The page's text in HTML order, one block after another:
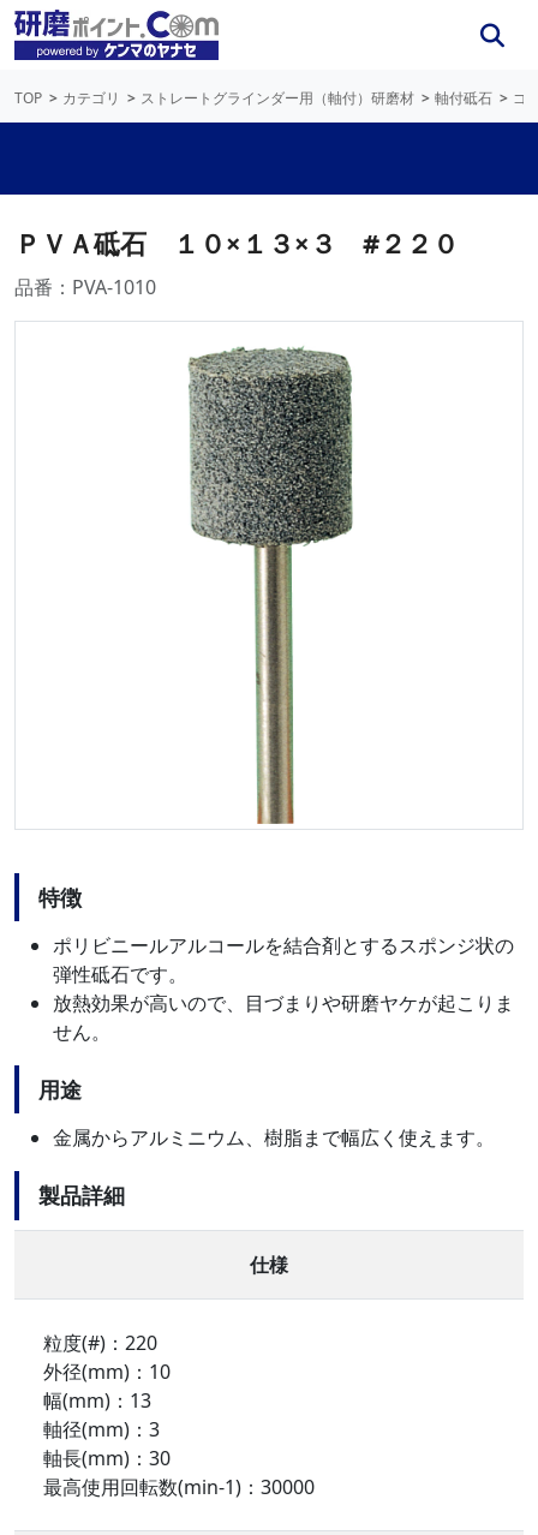
TOP カテゴリ ストレートグラインダー用（軸付）研磨材 軸付砥石 ゴ
ＰＶＡ砥石 １０×１３×３ #２２０
品番：PVA-1010
特徴
ポリビニールアルコールを結合剤とするスポンジ状の
弾性砥石です。
放熱効果が高いので、目づまりや研磨ヤケが起こりま
せん。
用途
金属からアルミニウム、樹脂まで幅広く使えます。
製品詳細
仕様
粒度(#)：220
外径(mm)：10
幅(mm)：13
軸径(mm)：3
軸長(mm)：30
最高使用回転数(min-1)：30000